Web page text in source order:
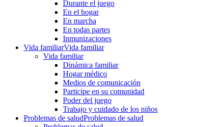
Durante el juego
En el hogar
En marcha
En todas partes
Inmunizaciones
Vida familiarVida familiar
Vida familiar
Dinámica familiar
Hogar médico
Medios de comunicación
Participe en su comunidad
Poder del juego
Trabajo y cuidado de los niños
Problemas de saludProblemas de salud